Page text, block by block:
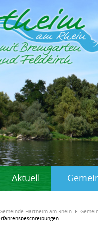
Aktuell
Gemeinde Hartheim am Rhein